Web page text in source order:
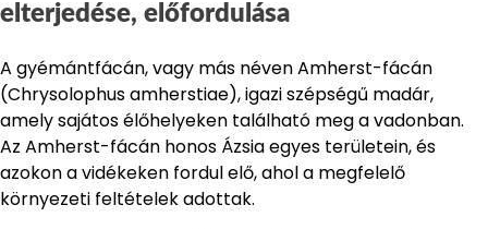
elterjedése, előfordulása
A gyémántfácán, vagy más néven Amherst-fácán
(Chrysolophus amherstiae), igazi szépségű madár,
amely sajátos élőhelyeken található meg a vadonban.
Az Amherst-fácán honos Ázsia egyes területein, és
azokon a vidékeken fordul elő, ahol a megfelelő
környezeti feltételek adottak.